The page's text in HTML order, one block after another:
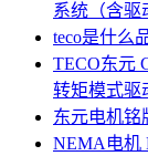
系统（含驱
teco是什么
TECO东元
转矩模式驱
东元电机铭
NEMA电机